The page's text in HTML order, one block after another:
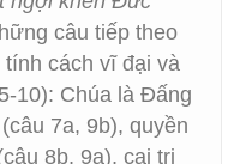
câu tiếp theo
cách vĩ đại và
10): Chúa là Đấng
7a, 9b), quyền
8b, 9a), cai trị